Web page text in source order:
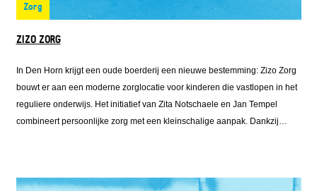
Zorg
ZIZO ZORG
In Den Horn krijgt een oude boerderij een nieuwe bestemming: Zizo Zorg
bouwt er aan een moderne zorglocatie voor kinderen die vastlopen in het
reguliere onderwijs. Het initiatief van Zita Notschaele en Jan Tempel
combineert persoonlijke zorg met een kleinschalige aanpak. Dankzij
nieuw leven in de boerderij ziet terugkeren.